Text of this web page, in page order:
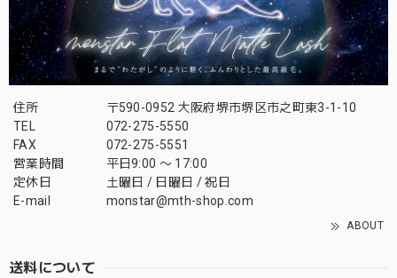
住所
〒590-0952 大阪府堺市堺区市之町東3-1-10
TEL
072-275-5550
FAX
072-275-5551
営業時間
平日9:00 〜 17:00
定休日
土曜日 / 日曜日 / 祝日
E-mail
monstar@mth-shop.com
ABOUT
送料について